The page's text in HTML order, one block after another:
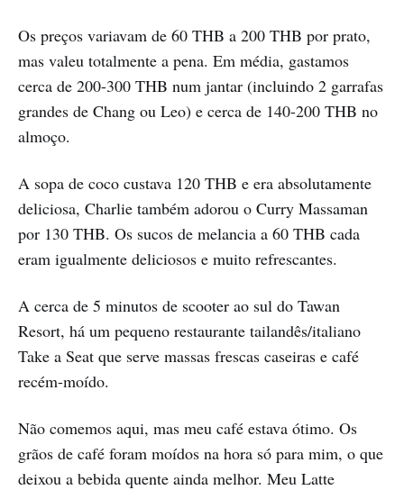
Os preços variavam de 60 THB a 200 THB por prato,
mas valeu totalmente a pena. Em média, gastamos
cerca de 200-300 THB num jantar (incluindo 2 garrafas
grandes de Chang ou Leo) e cerca de 140-200 THB no
almoço.
A sopa de coco custava 120 THB e era absolutamente
deliciosa, Charlie também adorou o Curry Massaman
por 130 THB. Os sucos de melancia a 60 THB cada
eram igualmente deliciosos e muito refrescantes.
A cerca de 5 minutos de scooter ao sul do Tawan
Resort, há um pequeno restaurante tailandês/italiano
Take a Seat que serve massas frescas caseiras e café
recém-moído.
Não comemos aqui, mas meu café estava ótimo. Os
grãos de café foram moídos na hora só para mim, o que
deixou a bebida quente ainda melhor. Meu Latte